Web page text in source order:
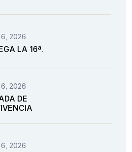
2026
LA 16ª.
2026
DE
2026